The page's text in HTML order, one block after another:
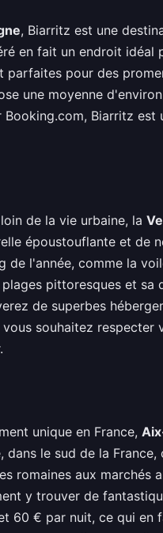
, Biarritz est une
en fait un endroit idéal
pour des
une moyenne
Biarritz est
de la vie urbaine, la
époustouflante et de
l'année, comme la
pittoresques et sa
de superbes
souhaitez respecter
unique en France,
le sud de la
romaines aux marchés
y trouver de
60 € par nuit, ce qui en